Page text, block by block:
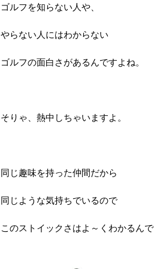
ゴルフを知らない人や、
やらない人にはわからない
ゴルフの面白さがあるんですよね。
そりゃ、熱中しちゃいますよ。
同じ趣味を持った仲間だから
同じような気持ちでいるので
このストイックさはよ～くわかるん